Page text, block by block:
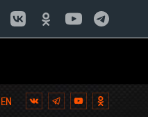
Вконтакте
Telegram
YouTube